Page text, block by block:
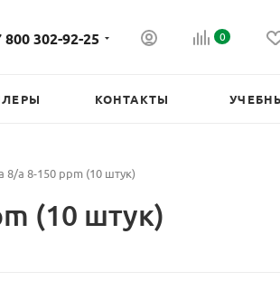
800 302-92-25 0
КОНТАКТЫ
а 8-150 ppm (10 штук)
(10 штук)